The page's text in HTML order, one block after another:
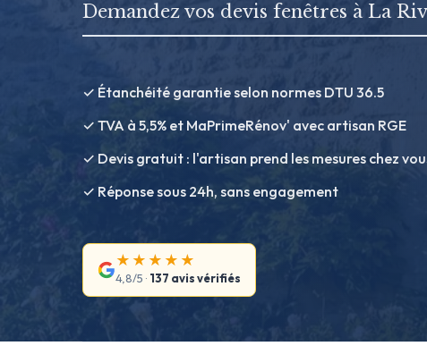
Demandez vos devis fenêtres à La
✓ Étanchéité garantie selon normes DTU 36.5
✓ TVA à 5,5% et MaPrimeRénov' avec artisan RGE
✓ Devis gratuit : l'artisan prend les mesures chez
✓ Réponse sous 24h, sans engagement
★★★★★
4,8/5 · 137 avis vérifiés